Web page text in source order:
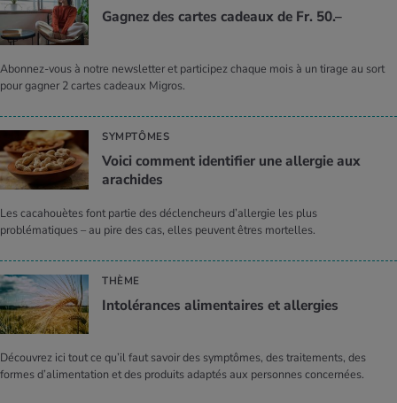
Gagnez des cartes cadeaux de Fr. 50.–
Abonnez-vous à notre newsletter et participez chaque mois à un tirage au sort
pour gagner 2 cartes cadeaux Migros.
SYMPTÔMES
Voici comment identifier une allergie aux
arachides
Les cacahouètes font partie des déclencheurs d’allergie les plus
problématiques – au pire des cas, elles peuvent êtres mortelles.
THÈME
Intolérances alimentaires et allergies
Découvrez ici tout ce qu’il faut savoir des symptômes, des traitements, des
formes d’alimentation et des produits adaptés aux personnes concernées.